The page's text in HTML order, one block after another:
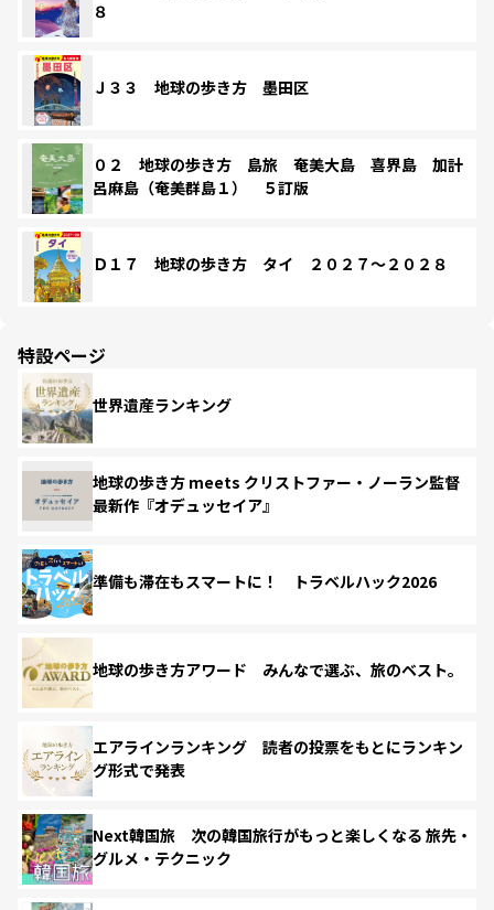
８
Ｊ３３ 地球の歩き方 墨田区
０２ 地球の歩き方 島旅 奄美大島 喜界島 加計
呂麻島（奄美群島１） ５訂版
Ｄ１７ 地球の歩き方 タイ ２０２７～２０２８
特設ページ
世界遺産ランキング
地球の歩き方 meets クリストファー・ノーラン監督
最新作『オデュッセイア』
準備も滞在もスマートに！ トラベルハック2026
地球の歩き方アワード みんなで選ぶ、旅のベスト。
エアラインランキング 読者の投票をもとにランキン
グ形式で発表
Next韓国旅 次の韓国旅行がもっと楽しくなる 旅先・
グルメ・テクニック